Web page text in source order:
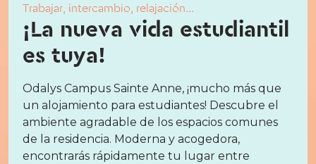
Trabajar, intercambio, relajación...
¡La nueva vida estudiantil
es tuya!
Odalys Campus Sainte Anne, ¡mucho más que
un alojamiento para estudiantes! Descubre el
ambiente agradable de los espacios comunes
de la residencia. Moderna y acogedora,
encontrarás rápidamente tu lugar entre